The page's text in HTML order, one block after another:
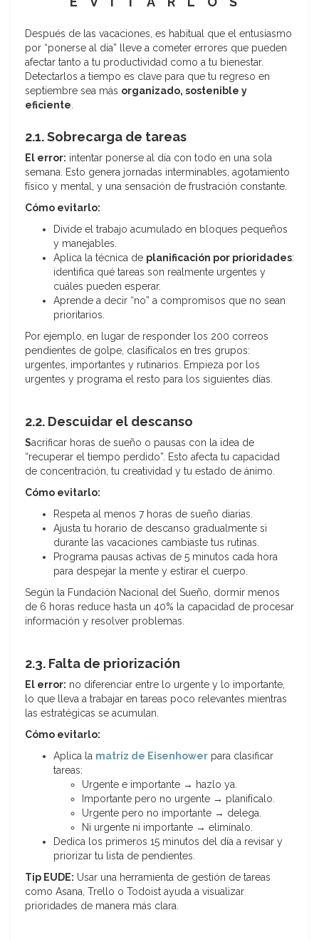
Después de las vacaciones, es habitual que el entusiasmo
por “ponerse al día” lleve a cometer errores que pueden
afectar tanto a tu productividad como a tu bienestar.
Detectarlos a tiempo es clave para que tu regreso en
septiembre sea más organizado, sostenible y
eficiente.
2.1. Sobrecarga de tareas
El error: intentar ponerse al día con todo en una sola
semana. Esto genera jornadas interminables, agotamiento
físico y mental, y una sensación de frustración constante.
Cómo evitarlo:
Divide el trabajo acumulado en bloques pequeños
y manejables.
Aplica la técnica de planificación por prioridades:
identifica qué tareas son realmente urgentes y
cuáles pueden esperar.
Aprende a decir “no” a compromisos que no sean
prioritarios.
Por ejemplo, en lugar de responder los 200 correos
pendientes de golpe, clasifícalos en tres grupos:
urgentes, importantes y rutinarios. Empieza por los
urgentes y programa el resto para los siguientes días.
2.2. Descuidar el descanso
Sacrificar horas de sueño o pausas con la idea de
“recuperar el tiempo perdido”. Esto afecta tu capacidad
de concentración, tu creatividad y tu estado de ánimo.
Cómo evitarlo:
Respeta al menos 7 horas de sueño diarias.
Ajusta tu horario de descanso gradualmente si
durante las vacaciones cambiaste tus rutinas.
Programa pausas activas de 5 minutos cada hora
para despejar la mente y estirar el cuerpo.
Según la Fundación Nacional del Sueño, dormir menos
de 6 horas reduce hasta un 40% la capacidad de procesar
información y resolver problemas.
2.3. Falta de priorización
El error: no diferenciar entre lo urgente y lo importante,
lo que lleva a trabajar en tareas poco relevantes mientras
las estratégicas se acumulan.
Cómo evitarlo:
Aplica la matriz de Eisenhower para clasificar
tareas:
Urgente e importante → hazlo ya.
Importante pero no urgente → planifícalo.
Urgente pero no importante → delega.
Ni urgente ni importante → elimínalo.
Dedica los primeros 15 minutos del día a revisar y
priorizar tu lista de pendientes.
Tip EUDE: Usar una herramienta de gestión de tareas
como Asana, Trello o Todoist ayuda a visualizar
prioridades de manera más clara.